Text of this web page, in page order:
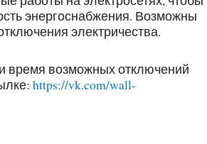
энергоснабжения. Возможны
электричества.
время возможных отключений
https://vk.com/wall-